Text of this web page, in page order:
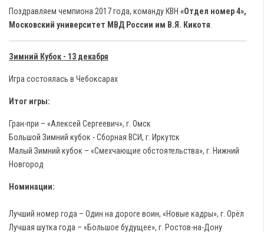
Поздравляем чемпиона 2017 года, команду КВН «Отдел номер 4»,
Московский университет МВД России им В.Я. Кикотя
Зимний Кубок - 13 декабря
Игра состоялась в Чебоксарах
Итог игры:
Гран-при – «Алексей Сергеевич», г. Омск
Большой Зимний кубок - Сборная ВСИ, г. Иркутск
Малый Зимний кубок – «Смехчающие обстоятельства», г. Нижний
Новгород
Номинации:
Лучший номер года – Один на дороге воин, «Новые кадры», г. Орёл
Лучшая шутка года – «Большое будущее», г. Ростов-на-Дону